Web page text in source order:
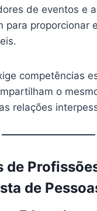
de eventos e
para proporcionar
competências
o
relações
de
de